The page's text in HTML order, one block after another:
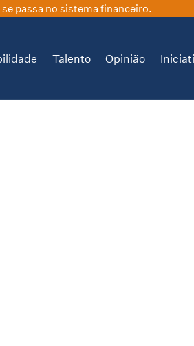
passa no sistema financeiro.
Talento Opinião